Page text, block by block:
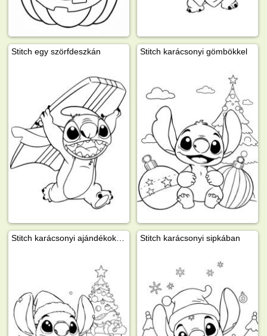
Stitch egy szörfdeszkán Stitch karácsonyi gömbökkel
Stitch karácsonyi sipkában